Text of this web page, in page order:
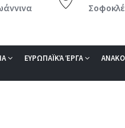
ΕΥΡΩΠΑΪΚΆ ΈΡΓΑ